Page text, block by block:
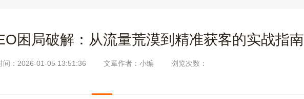
困局破解：从流量荒漠到精准获客的实战指南
间：2026-01-05 13:51:36 文章作者：小编 浏览次数：